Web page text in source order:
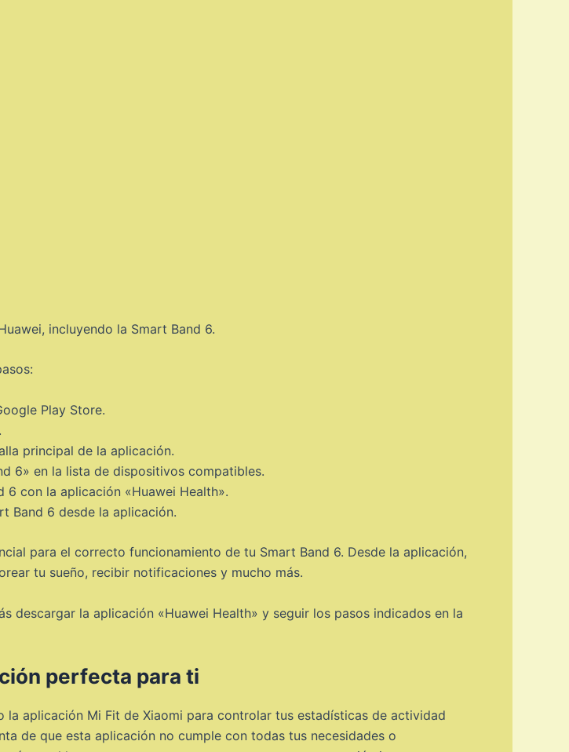
incluyendo la Smart Band 6.
Play Store.
principal de la aplicación.
6» en la lista de dispositivos compatibles.
6 con la aplicación «Huawei Health».
Band 6 desde la aplicación.
para el correcto funcionamiento de tu Smart Band 6. Desde la aplicación,
tu sueño, recibir notificaciones y mucho más.
descargar la aplicación «Huawei Health» y seguir los pasos indicados en la
perfecta para ti
la aplicación Mi Fit de Xiaomi para controlar tus estadísticas de actividad
de que esta aplicación no cumple con todas tus necesidades o